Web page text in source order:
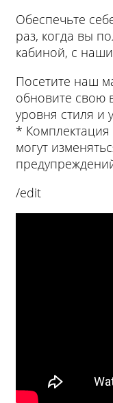
Обеспечьте
раз, когда вы
кабиной, с
Посетите наш
обновите свою
уровня стиля и
* Комплектация
могут
/edit